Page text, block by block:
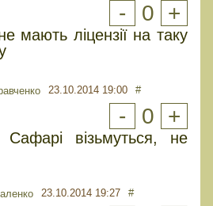
- 0 +
мають ліцензії на таку
23.10.2014 19:00 #
- 0 +
візьмуться, не
23.10.2014 19:27 #